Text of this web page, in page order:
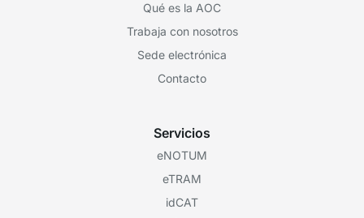
Qué es la AOC
Trabaja con nosotros
Sede electrónica
Contacto
Servicios
eNOTUM
eTRAM
idCAT